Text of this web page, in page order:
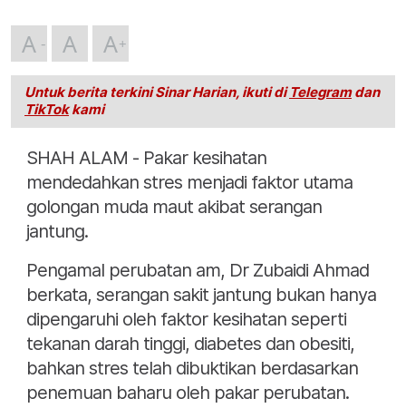
A A A
Untuk berita terkini Sinar Harian, ikuti di Telegramdan
TikTokkami
SHAH ALAM - Pakar kesihatan
mendedahkan stres menjadi faktor utama
golongan muda maut akibat serangan
jantung.
Pengamal perubatan am, Dr Zubaidi Ahmad
berkata, serangan sakit jantung bukan hanya
dipengaruhi oleh faktor kesihatan seperti
tekanan darah tinggi, diabetes dan obesiti,
bahkan stres telah dibuktikan berdasarkan
penemuan baharu oleh pakar perubatan.